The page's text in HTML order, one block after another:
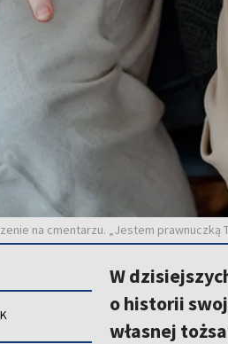
na cmentarzu. „Jestem
W
o historii
własnej